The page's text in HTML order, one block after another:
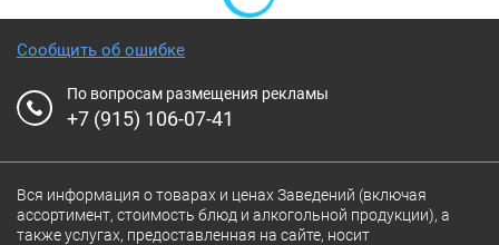
Сообщить об ошибке
По вопросам размещения рекламы
+7 (915) 106-07-41
Вся информация о товарах и ценах Заведений (включая
ассортимент, стоимость блюд и алкогольной продукции), а
также услугах, предоставленная на сайте, носит